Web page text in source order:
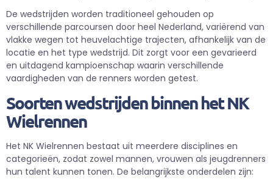
De wedstrijden worden traditioneel gehouden op
verschillende parcoursen door heel Nederland, variërend van
vlakke wegen tot heuvelachtige trajecten, afhankelijk van de
locatie en het type wedstrijd. Dit zorgt voor een gevarieerd
en uitdagend kampioenschap waarin verschillende
vaardigheden van de renners worden getest.
Soorten wedstrijden binnen het NK
Wielrennen
Het NK Wielrennen bestaat uit meerdere disciplines en
categorieën, zodat zowel mannen, vrouwen als jeugdrenners
hun talent kunnen tonen. De belangrijkste onderdelen zijn: